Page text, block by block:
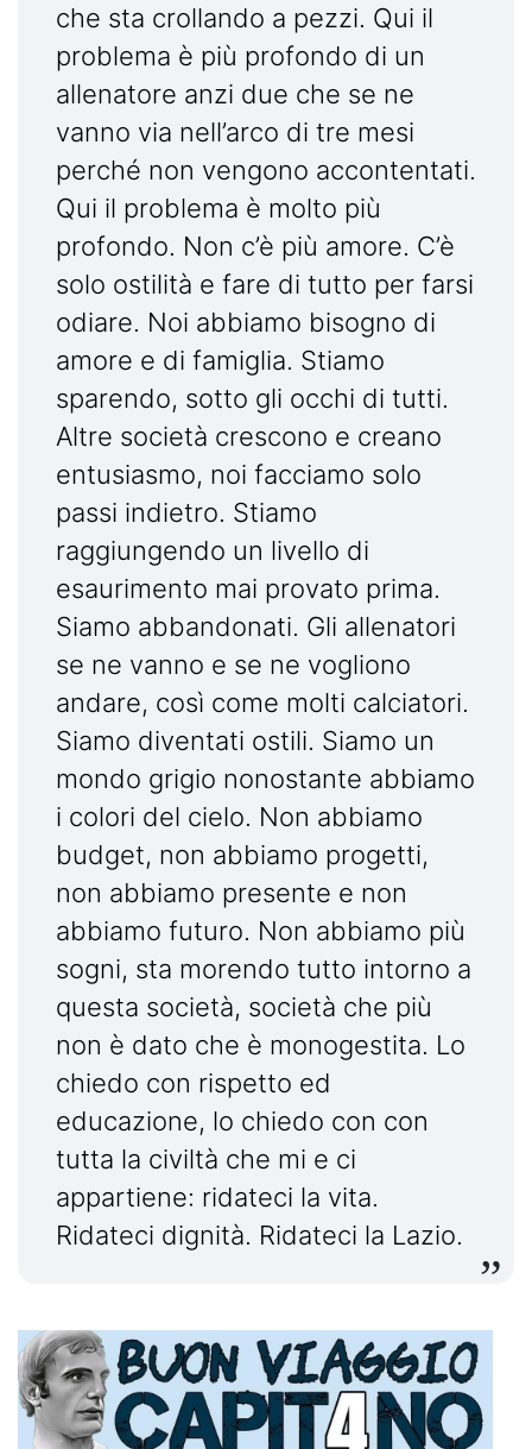
che sta crollando a pezzi. Qui il
problema è più profondo di un
allenatore anzi due che se ne
vanno via nell’arco di tre mesi
perché non vengono accontentati.
Qui il problema è molto più
profondo. Non c’è più amore. C’è
solo ostilità e fare di tutto per farsi
odiare. Noi abbiamo bisogno di
amore e di famiglia. Stiamo
sparendo, sotto gli occhi di tutti.
Altre società crescono e creano
entusiasmo, noi facciamo solo
passi indietro. Stiamo
raggiungendo un livello di
esaurimento mai provato prima.
Siamo abbandonati. Gli allenatori
se ne vanno e se ne vogliono
andare, così come molti calciatori.
Siamo diventati ostili. Siamo un
mondo grigio nonostante abbiamo
i colori del cielo. Non abbiamo
budget, non abbiamo progetti,
non abbiamo presente e non
abbiamo futuro. Non abbiamo più
sogni, sta morendo tutto intorno a
questa società, società che più
non è dato che è monogestita. Lo
chiedo con rispetto ed
educazione, lo chiedo con con
tutta la civiltà che mi e ci
appartiene: ridateci la vita.
Ridateci dignità. Ridateci la Lazio.